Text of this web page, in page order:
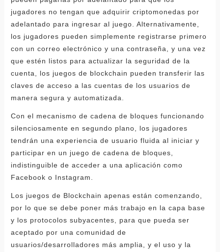
jugadores no tengan que adquirir criptomonedas por
adelantado para ingresar al juego. Alternativamente,
los jugadores pueden simplemente registrarse primero
con un correo electrónico y una contraseña, y una vez
que estén listos para actualizar la seguridad de la
cuenta, los juegos de blockchain pueden transferir las
claves de acceso a las cuentas de los usuarios de
manera segura y automatizada.
Con el mecanismo de cadena de bloques funcionando
silenciosamente en segundo plano, los jugadores
tendrán una experiencia de usuario fluida al iniciar y
participar en un juego de cadena de bloques,
indistinguible de acceder a una aplicación como
Facebook o Instagram.
Los juegos de Blockchain apenas están comenzando,
por lo que se debe poner más trabajo en la capa base
y los protocolos subyacentes, para que pueda ser
aceptado por una comunidad de
usuarios/desarrolladores más amplia, y el uso y la